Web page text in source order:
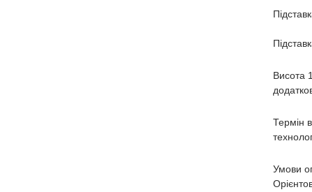
Висота
Термін
Умови